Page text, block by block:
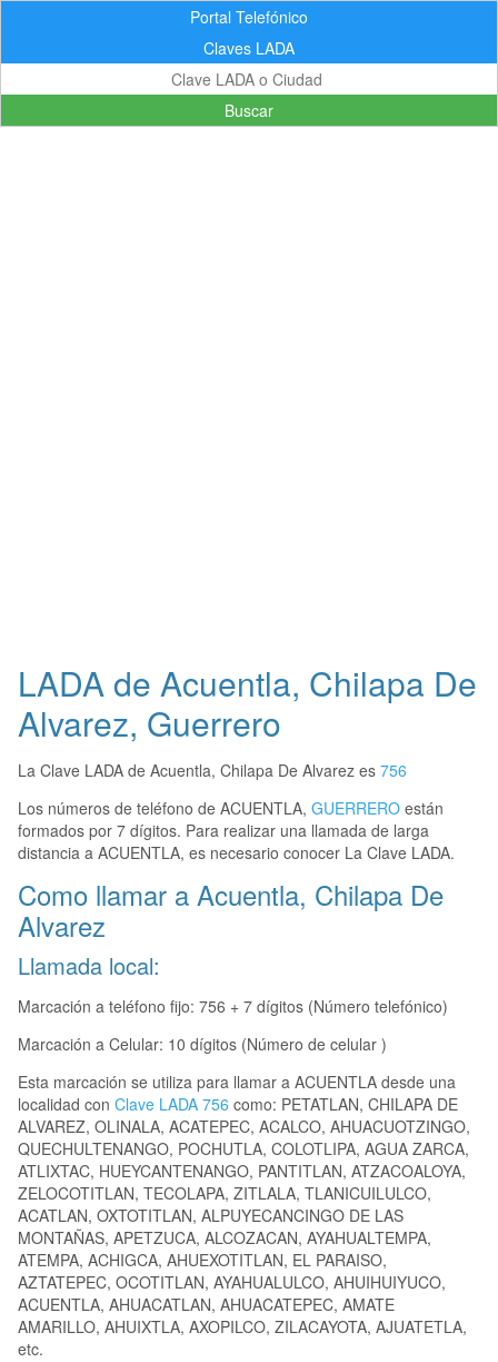
Portal Telefónico
Claves LADA
Buscar
LADA de Acuentla, Chilapa De
Alvarez, Guerrero
La Clave LADA de Acuentla, Chilapa De Alvarez es 756
Los números de teléfono de ACUENTLA, GUERRERO están
formados por 7 dígitos. Para realizar una llamada de larga
distancia a ACUENTLA, es necesario conocer La Clave LADA.
Como llamar a Acuentla, Chilapa De
Alvarez
Llamada local:
Marcación a teléfono fijo: 756 + 7 dígitos (Número telefónico)
Marcación a Celular: 10 dígitos (Número de celular )
Esta marcación se utiliza para llamar a ACUENTLA desde una
localidad con Clave LADA 756 como: PETATLAN, CHILAPA DE
ALVAREZ, OLINALA, ACATEPEC, ACALCO, AHUACUOTZINGO,
QUECHULTENANGO, POCHUTLA, COLOTLIPA, AGUA ZARCA,
ATLIXTAC, HUEYCANTENANGO, PANTITLAN, ATZACOALOYA,
ZELOCOTITLAN, TECOLAPA, ZITLALA, TLANICUILULCO,
ACATLAN, OXTOTITLAN, ALPUYECANCINGO DE LAS
MONTAÑAS, APETZUCA, ALCOZACAN, AYAHUALTEMPA,
ATEMPA, ACHIGCA, AHUEXOTITLAN, EL PARAISO,
AZTATEPEC, OCOTITLAN, AYAHUALULCO, AHUIHUIYUCO,
ACUENTLA, AHUACATLAN, AHUACATEPEC, AMATE
AMARILLO, AHUIXTLA, AXOPILCO, ZILACAYOTA, AJUATETLA,
etc.